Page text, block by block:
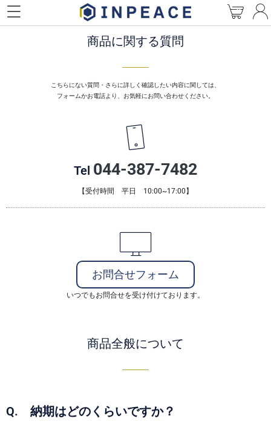
商品に関する質問
こちらにない質問・さらに詳しく確認したい内容に関しては、
フォームかお電話より、お気軽にお問い合わせください。
Tel 044-387-7482
【受付時間 平日 10:00~17:00】
お問合せフォーム
いつでもお問合せを受け付けております。
商品全般について
Q. 納期はどのくらいですか？